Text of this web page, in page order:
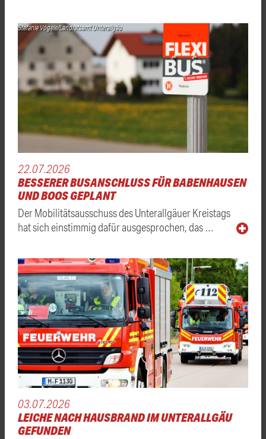
Stefanie Vögele/Landratsamt Unterallgäu
22.07.2026
BESSERER BUSANSCHLUSS FÜR BABENHAUSEN
UND BOOS GEPLANT
Der Mobilitätsausschuss des Unterallgäuer Kreistags
hat sich einstimmig dafür ausgesprochen, das …
03.07.2026
LEICHE NACH HAUSBRAND IM UNTERALLGÄU
GEFUNDEN